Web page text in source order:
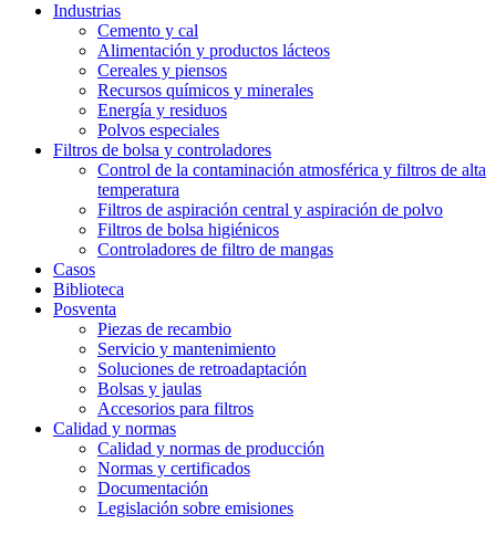
Industrias
Cemento y cal
Alimentación y productos lácteos
Cereales y piensos
Recursos químicos y minerales
Energía y residuos
Polvos especiales
Filtros de bolsa y controladores
Control de la contaminación atmosférica y filtros de alta
temperatura
Filtros de aspiración central y aspiración de polvo
Filtros de bolsa higiénicos
Controladores de filtro de mangas
Casos
Biblioteca
Posventa
Piezas de recambio
Servicio y mantenimiento
Soluciones de retroadaptación
Bolsas y jaulas
Accesorios para filtros
Calidad y normas
Calidad y normas de producción
Normas y certificados
Documentación
Legislación sobre emisiones